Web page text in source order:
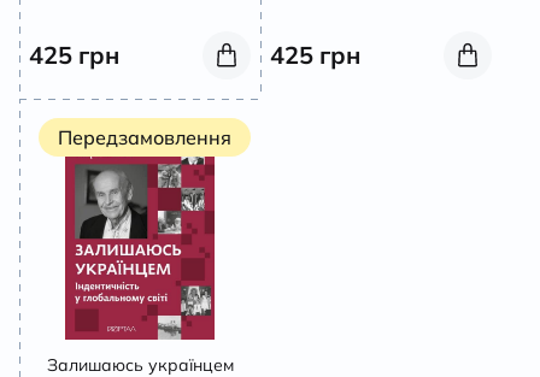
425 грн 425 грн
Передзамовлення
Залишаюсь українцем